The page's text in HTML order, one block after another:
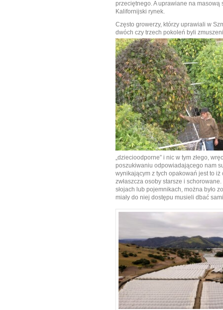
przeciętnego. A uprawiane na masową
Kalifornijski rynek.
Często growerzy, którzy uprawiali w
dwóch czy trzech pokoleń byli
„dziecioodporne” i nic w tym złego,
poszukiwaniu odpowiadającego nam
wynikającym z tych opakowań jest to
zwłaszcza osoby starsze i
słojach lub pojemnikach, można było
miały do niej dostępu musieli dbać